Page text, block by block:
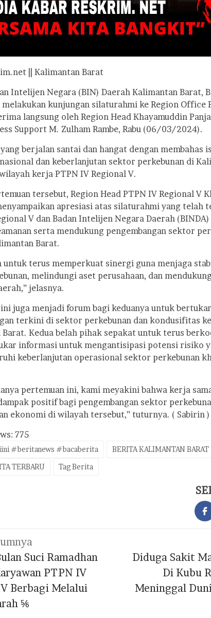
|| Kalimantan Barat
Intelijen Negara (BIN) Daerah Kalimantan Barat,
kunjungan silaturahmi ke Region Office
langsung oleh Region Head Khayamuddin
Support M. Zulham Rambe, Rabu (06/03/2024).
berjalan santai dan hangat dengan membahas
dan keberlanjutan sektor perkebunan di
kerja PTPN IV Regional V.
tersebut, Region Head PTPN IV Regional V
apresiasi atas silaturahmi yang telah
V dan Badan Intelijen Negara Daerah
serta mendukung pengembangan sektor
Barat.
untuk terus memperkuat sinergi guna menjaga
melindungi aset perusahaan, dan
jelasnya.
juga menjadi forum bagi keduanya untuk
terkini di sektor perkebunan dan kondusifitas
Barat. Kedua belah pihak sepakat untuk terus
informasi untuk mengantisipasi potensi risiko
keberlanjutan operasional sektor perkebunan
pertemuan ini, kami meyakini bahwa kerja
positif bagi pengembangan sektor
ekonomi di wilayah tersebut,” tuturnya. ( Sabirin )
775
#beritanews #bacaberita BERITA KALIMANTAN BARAT
TERBARU
Tag Berita
Suci Ramadhan
PTPN IV
Berbagi Melalui
⅚
Diduga Sakit
Di Kubu
Meninggal